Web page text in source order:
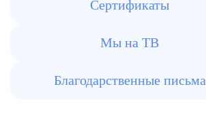
Сертификаты
Мы на ТВ
Благодарственные письма